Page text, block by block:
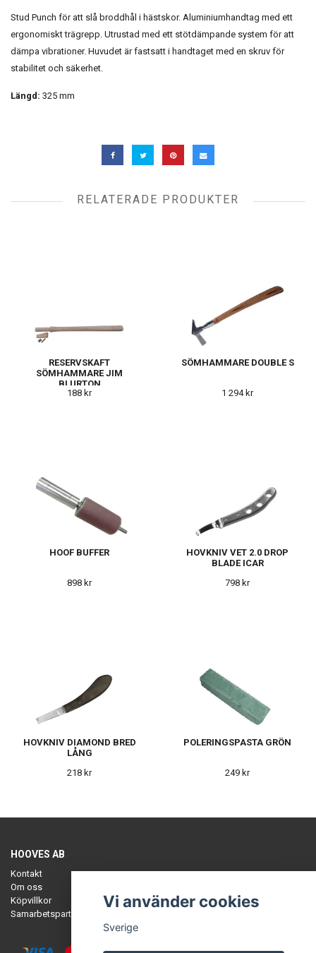
Stud Punch för att slå broddhål i hästskor. Aluminiumhandtag med ett
ergonomiskt trägrepp. Utrustad med ett stötdämpande system för att
dämpa vibrationer. Huvudet är fastsatt i handtaget med en skruv för
stabilitet och säkerhet.
Längd: 325 mm
RELATERADE PRODUKTER
RESERVSKAFT
SÖMHAMMARE JIM
BLURTON
188 kr
SÖMHAMMARE DOUBLE S
1 294 kr
HOOF BUFFER
898 kr
HOVKNIV VET 2.0 DROP
BLADE ICAR
798 kr
HOVKNIV DIAMOND BRED
LÅNG
218 kr
POLERINGSPASTA GRÖN
249 kr
HOOVES AB
Kontakt
Om oss
Köpvillkor
Samarbetspartners
Vi använder cookies
Sverige